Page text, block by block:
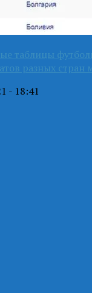
таблицы
разных стран
- 18:41